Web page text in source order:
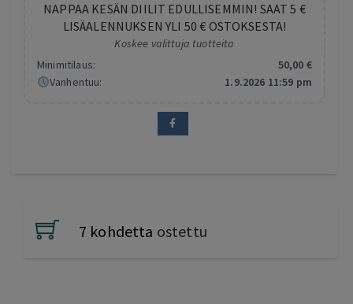
NAPPAA KESÄN DIILIT EDULLISEMMIN! SAAT 5 €
LISÄALENNUKSEN YLI 50 € OSTOKSESTA!
Koskee valittuja tuotteita
Minimitilaus:
50,00 €
Vanhentuu:
1.9.2026 11:59 pm
7 kohdetta ostettu